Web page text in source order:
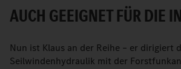
AUCH GEEIGNET FÜR DIE
Nun ist Klaus an der Reihe – er dirigiert
Seilwindenhydraulik mit der